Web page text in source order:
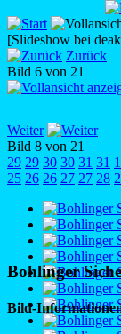
[Slideshow bei
Zurück
Bild 6 von 21
Weiter
Bild 8 von 21
29 29 30 30 31 31
25 26 26 27 27 28
Bohlinger
Bild-